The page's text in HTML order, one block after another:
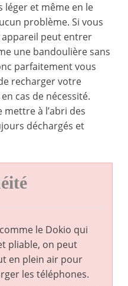
léger et même en le
problème. Si vous
appareil peut entrer
une bandoulière sans
parfaitement vous
recharger votre
cas de nécessité.
mettre à l’abri des
déchargés et
le Dokio qui
pliable, on peut
en plein air pour
les téléphones.